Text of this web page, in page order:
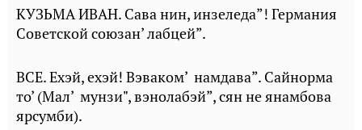
КУЗЬМА ИВАН. Сава нин, инзеледа”! Германия
Советской союзан’ лабцей”.
ВСЕ. Ехэй, ехэй! Вэваком’ намдава”. Сайнорма
то’ (Мал’ мунзи", вэнолабэй”, сян не янамбова
ярсумби).